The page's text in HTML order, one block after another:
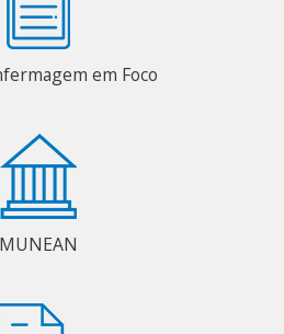
em Foco
MUNEAN